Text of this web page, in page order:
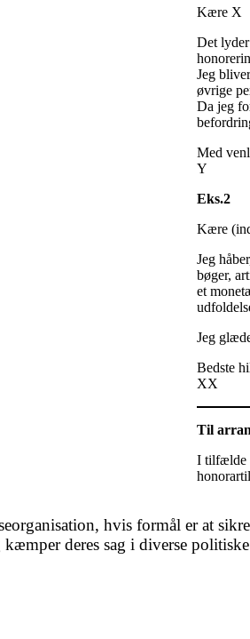
Kære X
Det
Jeg
øvrige
Da jeg
Med
Y
Eks.2
Kære
Jeg
bøger,
et
Jeg
Bedste
XX
Til
I tilfælde
hvis formål er at
deres sag i diverse